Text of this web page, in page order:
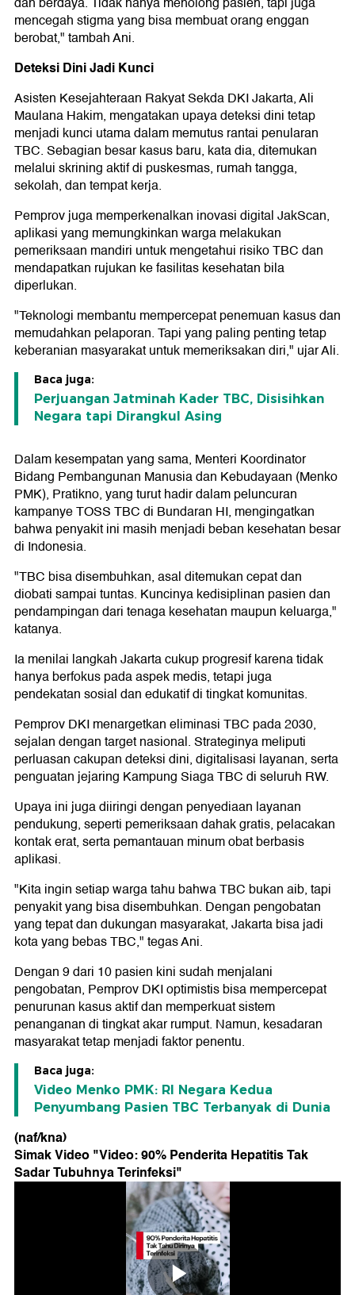
mencegah stigma yang bisa membuat orang enggan
berobat," tambah Ani.
Deteksi Dini Jadi Kunci
Asisten Kesejahteraan Rakyat Sekda DKI Jakarta, Ali
Maulana Hakim, mengatakan upaya deteksi dini tetap
menjadi kunci utama dalam memutus rantai penularan
TBC. Sebagian besar kasus baru, kata dia, ditemukan
melalui skrining aktif di puskesmas, rumah tangga,
sekolah, dan tempat kerja.
Pemprov juga memperkenalkan inovasi digital JakScan,
aplikasi yang memungkinkan warga melakukan
pemeriksaan mandiri untuk mengetahui risiko TBC dan
mendapatkan rujukan ke fasilitas kesehatan bila
diperlukan.
"Teknologi membantu mempercepat penemuan kasus dan
memudahkan pelaporan. Tapi yang paling penting tetap
keberanian masyarakat untuk memeriksakan diri," ujar Ali.
Baca juga:
Perjuangan Jatminah Kader TBC, Disisihkan
Negara tapi Dirangkul Asing
Dalam kesempatan yang sama, Menteri Koordinator
Bidang Pembangunan Manusia dan Kebudayaan (Menko
PMK), Pratikno, yang turut hadir dalam peluncuran
kampanye TOSS TBC di Bundaran HI, mengingatkan
bahwa penyakit ini masih menjadi beban kesehatan besar
di Indonesia.
"TBC bisa disembuhkan, asal ditemukan cepat dan
diobati sampai tuntas. Kuncinya kedisiplinan pasien dan
pendampingan dari tenaga kesehatan maupun keluarga,"
katanya.
Ia menilai langkah Jakarta cukup progresif karena tidak
hanya berfokus pada aspek medis, tetapi juga
pendekatan sosial dan edukatif di tingkat komunitas.
Pemprov DKI menargetkan eliminasi TBC pada 2030,
sejalan dengan target nasional. Strateginya meliputi
perluasan cakupan deteksi dini, digitalisasi layanan, serta
penguatan jejaring Kampung Siaga TBC di seluruh RW.
Upaya ini juga diiringi dengan penyediaan layanan
pendukung, seperti pemeriksaan dahak gratis, pelacakan
kontak erat, serta pemantauan minum obat berbasis
aplikasi.
"Kita ingin setiap warga tahu bahwa TBC bukan aib, tapi
penyakit yang bisa disembuhkan. Dengan pengobatan
yang tepat dan dukungan masyarakat, Jakarta bisa jadi
kota yang bebas TBC," tegas Ani.
Dengan 9 dari 10 pasien kini sudah menjalani
pengobatan, Pemprov DKI optimistis bisa mempercepat
penurunan kasus aktif dan memperkuat sistem
penanganan di tingkat akar rumput. Namun, kesadaran
masyarakat tetap menjadi faktor penentu.
Baca juga:
Video Menko PMK: RI Negara Kedua
Penyumbang Pasien TBC Terbanyak di Dunia
(naf/kna)
Simak Video "Video: 90% Penderita Hepatitis Tak
Sadar Tubuhnya Terinfeksi"